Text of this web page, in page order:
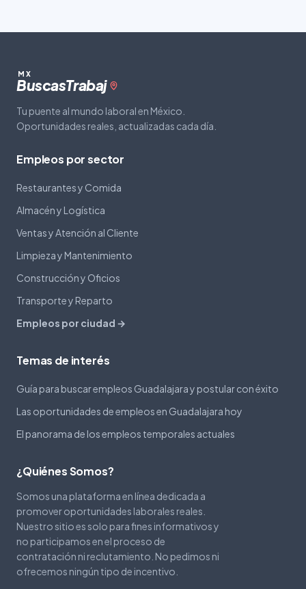
MX
BuscasTrabaj
Tu puente al mundo laboral en México.
Oportunidades reales, actualizadas cada día.
Empleos por sector
Restaurantes y Comida
Almacén y Logística
Ventas y Atención al Cliente
Limpieza y Mantenimiento
Construcción y Oficios
Transporte y Reparto
Empleos por ciudad →
Temas de interés
Guía para buscar empleos Guadalajara y postular con éxito
Las oportunidades de empleos en Guadalajara hoy
El panorama de los empleos temporales actuales
¿Quiénes Somos?
Somos una plataforma en línea dedicada a
promover oportunidades laborales reales.
Nuestro sitio es solo para fines informativos y
no participamos en el proceso de
contratación ni reclutamiento. No pedimos ni
ofrecemos ningún tipo de incentivo.